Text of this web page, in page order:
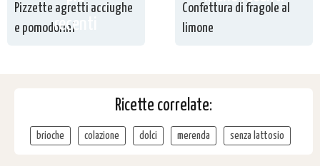
recenti
Pizzette agretti acciughe
e pomodorini
Confettura di fragole al
limone
Ricette correlate:
brioche colazione dolci merenda senza lattosio